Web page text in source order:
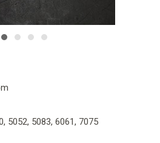
5052, 5083, 6061, 7075